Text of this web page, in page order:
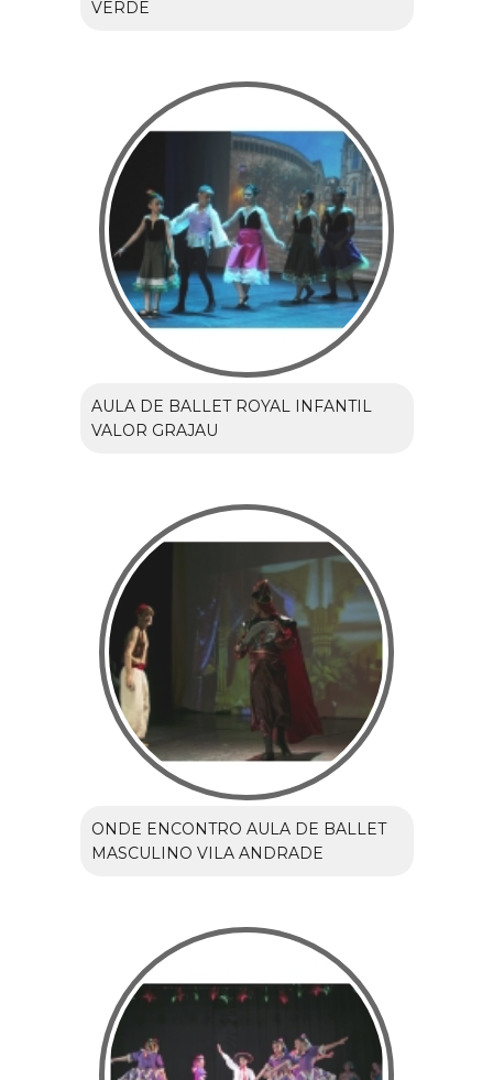
VERDE
AULA DE BALLET ROYAL INFANTIL
VALOR GRAJAU
ONDE ENCONTRO AULA DE BALLET
MASCULINO VILA ANDRADE